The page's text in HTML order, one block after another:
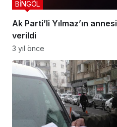
Ak Parti’li Yılmaz’ın
verildi
BİNGÖL
3 yıl önce